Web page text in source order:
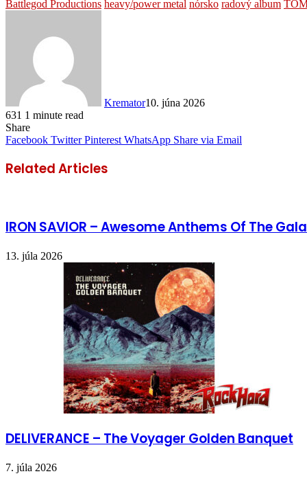
Battlegod Productions heavy/power metal nórsko radový album
Kremator10. júna 2026
631 1 minute read
Share
Facebook Twitter Pinterest WhatsApp Share via Email
Related Articles
IRON SAVIOR – Awesome Anthems Of The
13. júla 2026
DELIVERANCE – The Voyager Golden Banquet
7. júla 2026